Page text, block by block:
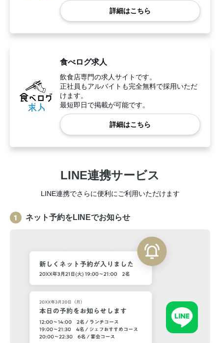
詳細はこちら
食べログ求人
飲食店専門の求人サイトです。
正社員もアルバイトも完全無料で採用いただ
けます。
最短即日で掲載が可能です。
詳細はこちら
LINE連携サービス
LINE連携でさらに便利にご利用いただけます
ネット予約をLINEでお知らせ